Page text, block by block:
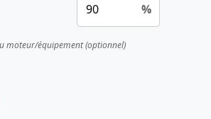
%
moteur/équipement (optionnel)